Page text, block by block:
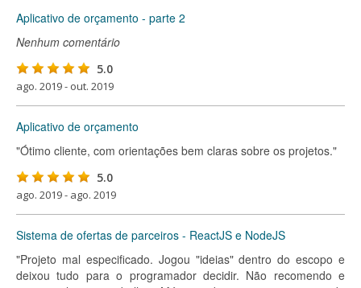
Aplicativo de orçamento - parte 2
Nenhum comentário
5.0
ago. 2019 - out. 2019
Aplicativo de orçamento
"Ótimo cliente, com orientações bem claras sobre os projetos."
5.0
ago. 2019 - ago. 2019
Sistema de ofertas de parceiros - ReactJS e NodeJS
"Projeto mal especificado. Jogou "ideias" dentro do escopo e
deixou tudo para o programador decidir. Não recomendo e